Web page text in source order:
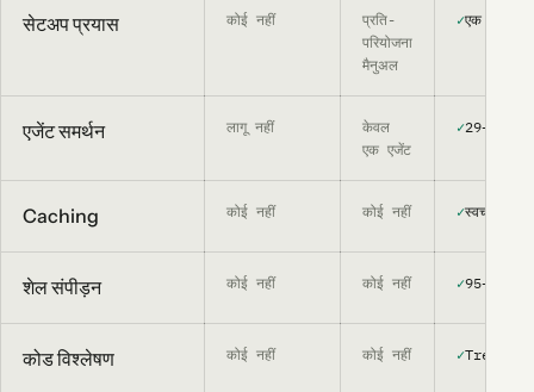
सेटअप प्रयास कोई नहीं
प्रति-
परियोजना
मैनुअल
✓एक कमांड
एजेंट समर्थन लागू नहीं
केवल
एक एजेंट
✓29+ एजेंट
Caching कोई नहीं कोई नहीं ✓स्वचालित +
शेल संपीड़न कोई नहीं कोई नहीं ✓95+ पैटर्न
कोड विश्लेषण कोई नहीं कोई नहीं ✓Tree-